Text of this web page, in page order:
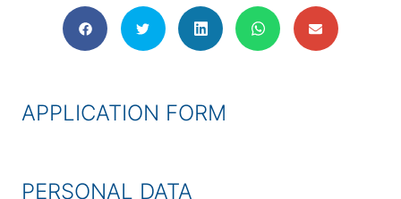
APPLICATION FORM
PERSONAL DATA